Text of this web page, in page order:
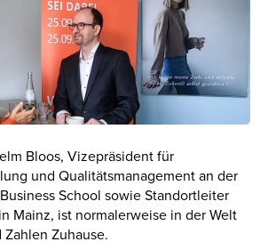
Bloos, Vizepräsident für
und Qualitätsmanagement an der
School sowie Standortleiter
Mainz, ist normalerweise in der Welt
Zuhause.